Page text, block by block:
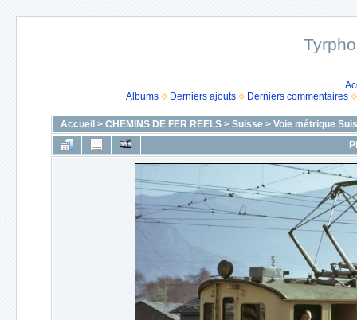
Albums
Derniers ajouts Derniers commentaires
Accueil > CHEMINS DE FER REELS> Suisse> Voie métrique